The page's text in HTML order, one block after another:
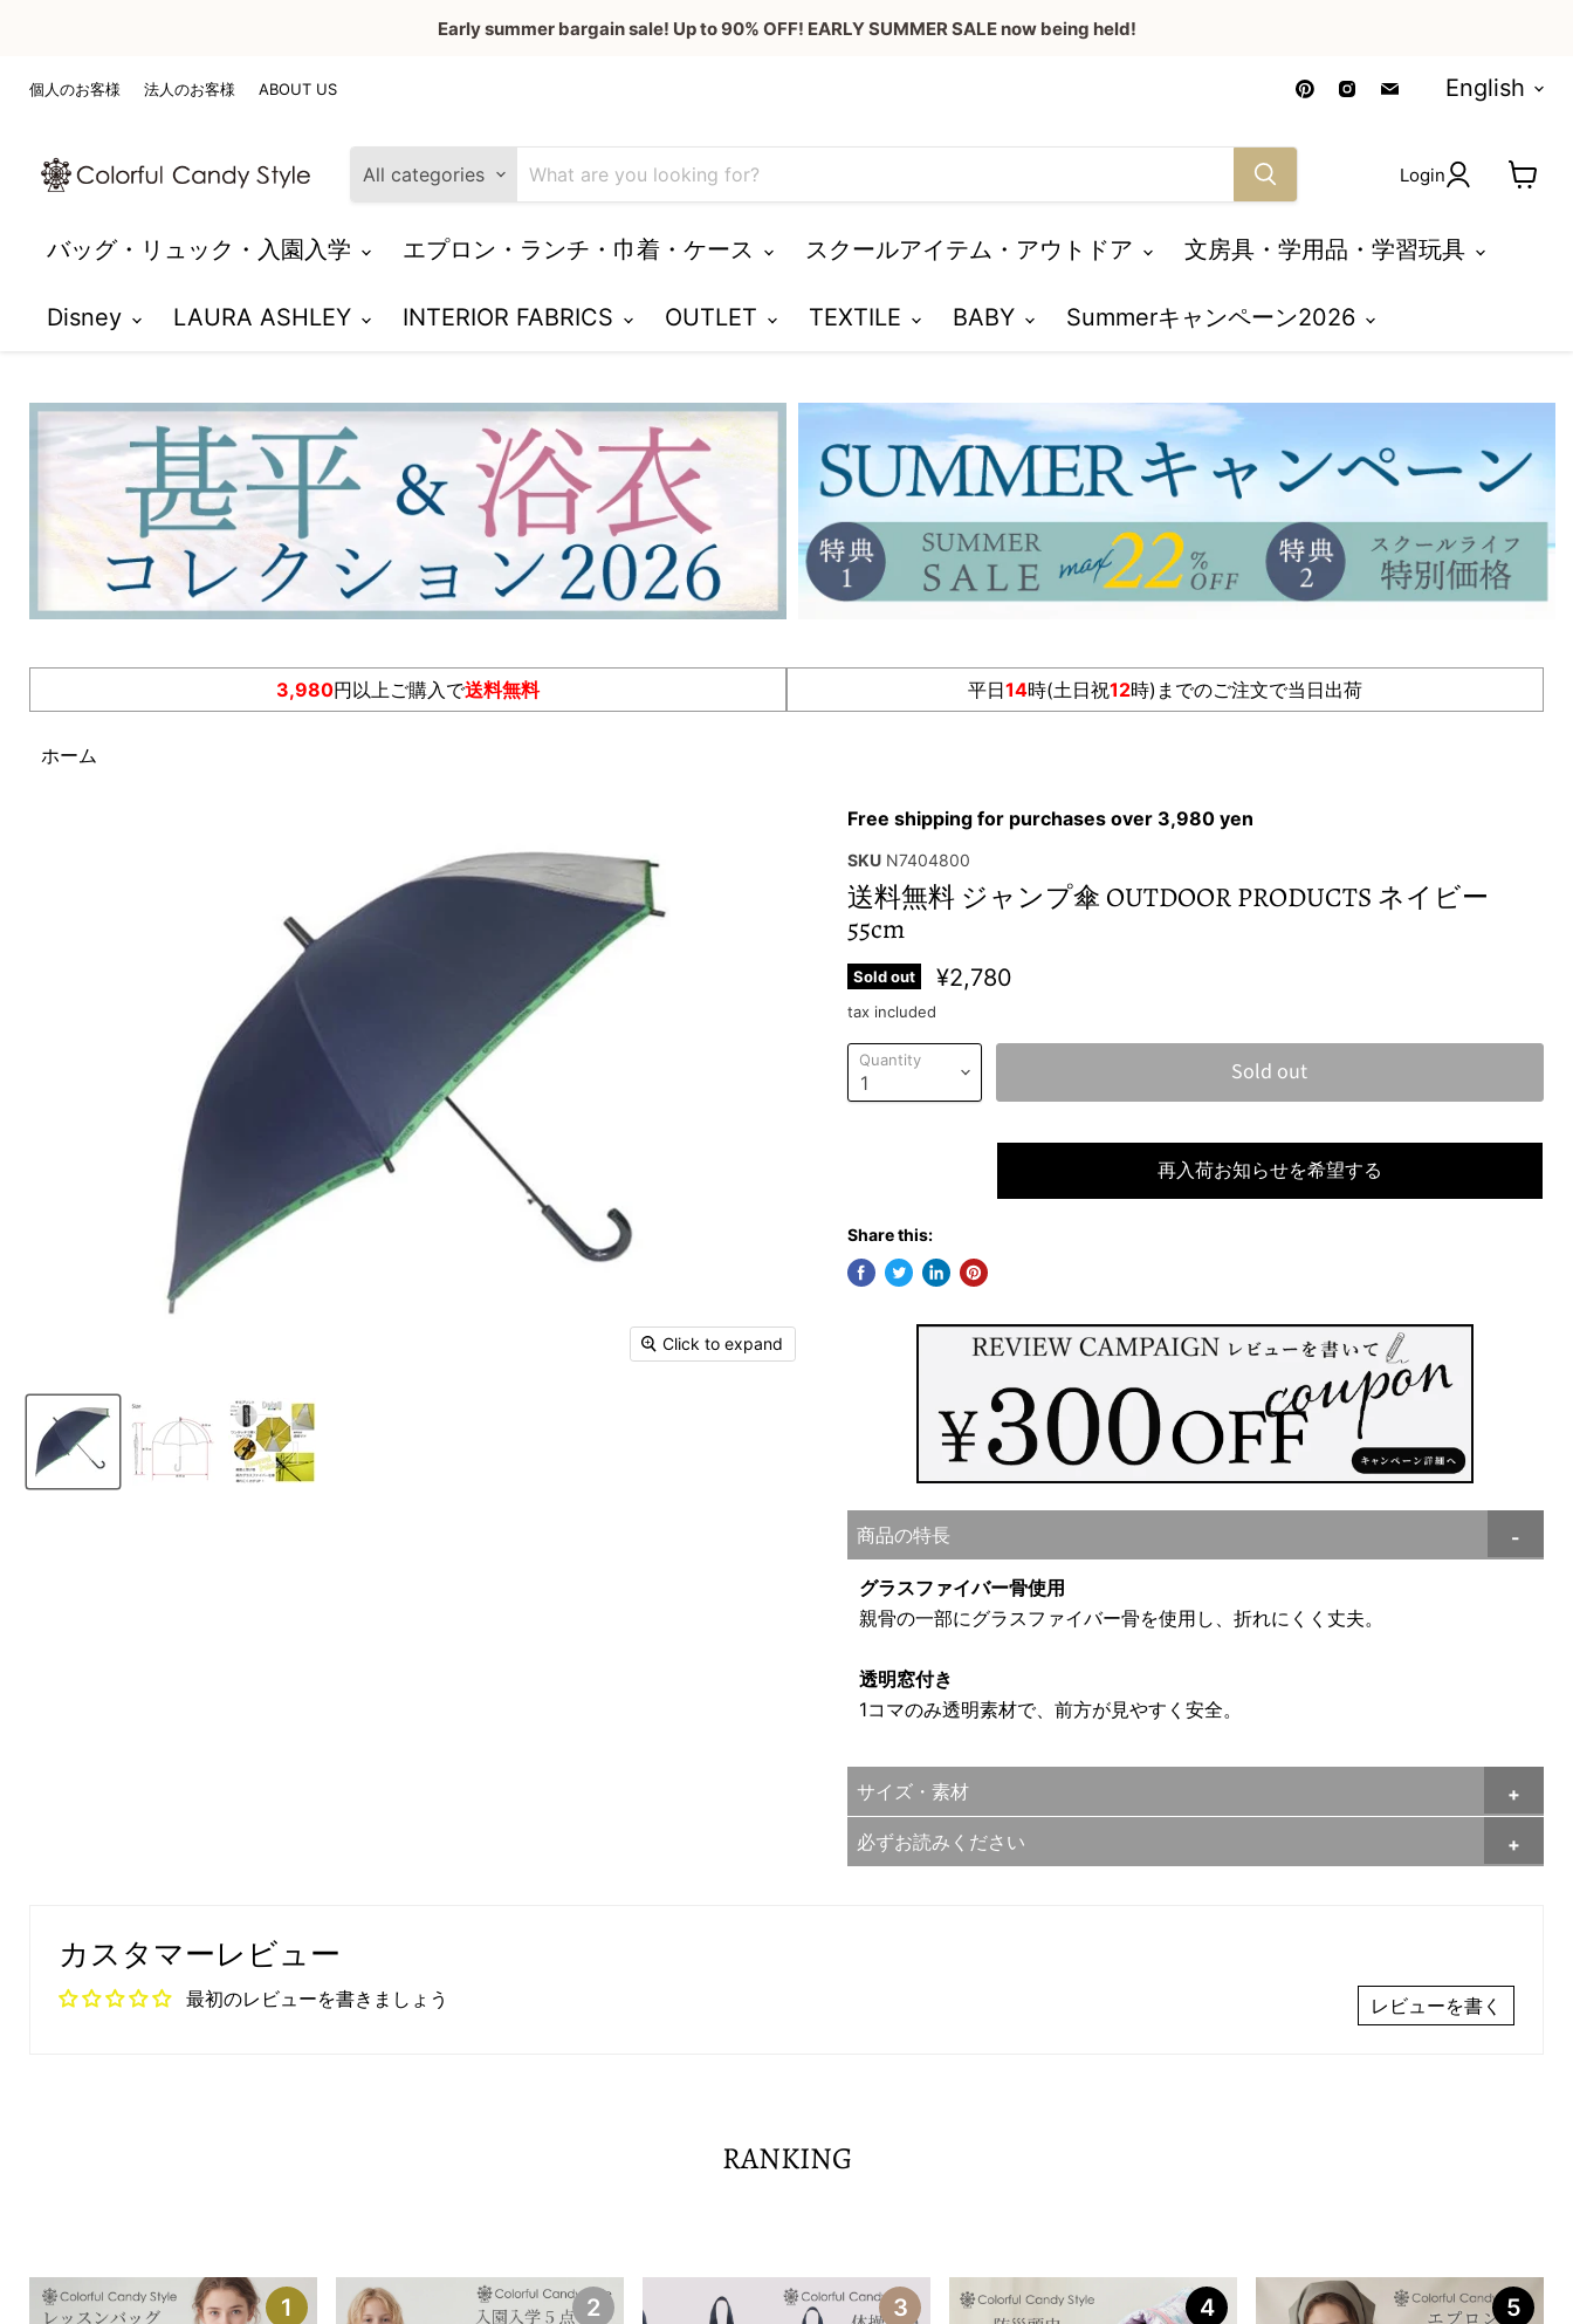
Early summer bargain sale! Up to 90% OFF! EARLY SUMMER SALE now being held!
個人のお客様 法人のお客様 ABOUT US
Find
us
Find
us
Language
English
All categories Login
バッグ・リュック・入園入学 エプロン・ランチ・巾着・ケース スクールアイテム・アウトドア 文房具・学用品・学習玩具
Disney LAURA ASHLEY INTERIOR FABRICS OUTLET TEXTILE BABY Summerキャンペーン2026
3,980円以上ご購入で送料無料 平日14時(土日祝12時)までのご注文で当日出荷
ホーム
Click to expand
Free shipping for purchases over 3,980 yen
SKU N7404800
送料無料 ジャンプ傘 OUTDOOR PRODUCTS ネイビー
55cm
Sold out ¥2,780
tax included
Quantity Sold out
再入荷お知らせを希望する
Share this:
商品の特長
グラスファイバー骨使用
親骨の一部にグラスファイバー骨を使用し、折れにくく丈夫。
透明窓付き
1コマのみ透明素材で、前方が見やすく安全。
サイズ・素材
必ずお読みください
カスタマーレビュー
最初のレビューを書きましょう レビューを書く
RANKING
1 2 3 4 5